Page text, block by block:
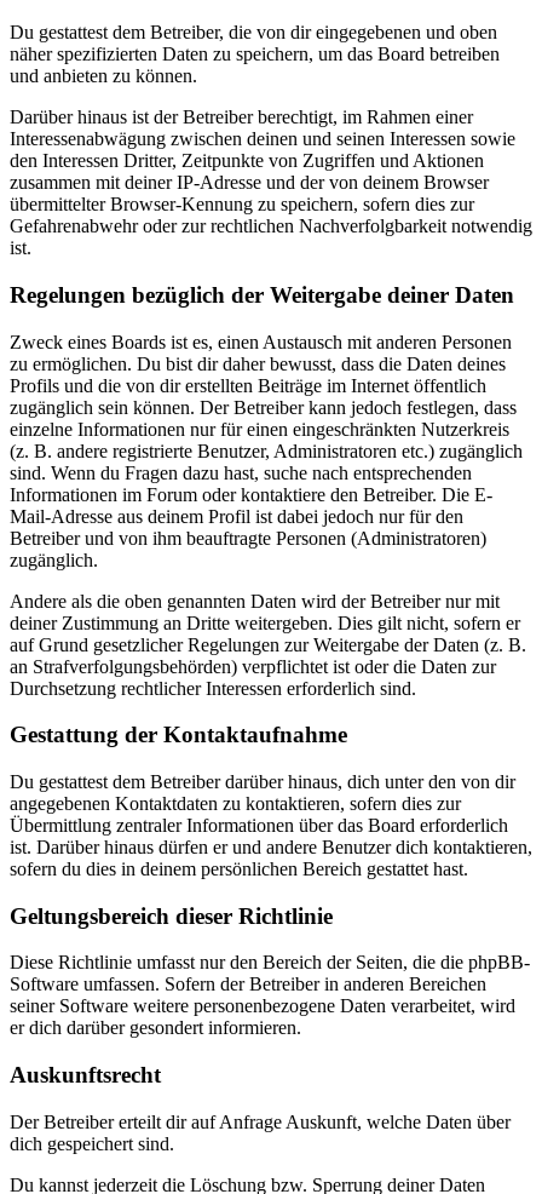
Du gestattest dem Betreiber, die von dir eingegebenen und oben
näher spezifizierten Daten zu speichern, um das Board betreiben
und anbieten zu können.
Darüber hinaus ist der Betreiber berechtigt, im Rahmen einer
Interessenabwägung zwischen deinen und seinen Interessen sowie
den Interessen Dritter, Zeitpunkte von Zugriffen und Aktionen
zusammen mit deiner IP-Adresse und der von deinem Browser
übermittelter Browser-Kennung zu speichern, sofern dies zur
Gefahrenabwehr oder zur rechtlichen Nachverfolgbarkeit notwendig
ist.
Regelungen bezüglich der Weitergabe deiner Daten
Zweck eines Boards ist es, einen Austausch mit anderen Personen
zu ermöglichen. Du bist dir daher bewusst, dass die Daten deines
Profils und die von dir erstellten Beiträge im Internet öffentlich
zugänglich sein können. Der Betreiber kann jedoch festlegen, dass
einzelne Informationen nur für einen eingeschränkten Nutzerkreis
(z. B. andere registrierte Benutzer, Administratoren etc.) zugänglich
sind. Wenn du Fragen dazu hast, suche nach entsprechenden
Informationen im Forum oder kontaktiere den Betreiber. Die E-
Mail-Adresse aus deinem Profil ist dabei jedoch nur für den
Betreiber und von ihm beauftragte Personen (Administratoren)
zugänglich.
Andere als die oben genannten Daten wird der Betreiber nur mit
deiner Zustimmung an Dritte weitergeben. Dies gilt nicht, sofern er
auf Grund gesetzlicher Regelungen zur Weitergabe der Daten (z. B.
an Strafverfolgungsbehörden) verpflichtet ist oder die Daten zur
Durchsetzung rechtlicher Interessen erforderlich sind.
Gestattung der Kontaktaufnahme
Du gestattest dem Betreiber darüber hinaus, dich unter den von dir
angegebenen Kontaktdaten zu kontaktieren, sofern dies zur
Übermittlung zentraler Informationen über das Board erforderlich
ist. Darüber hinaus dürfen er und andere Benutzer dich kontaktieren,
sofern du dies in deinem persönlichen Bereich gestattet hast.
Geltungsbereich dieser Richtlinie
Diese Richtlinie umfasst nur den Bereich der Seiten, die die phpBB-
Software umfassen. Sofern der Betreiber in anderen Bereichen
seiner Software weitere personenbezogene Daten verarbeitet, wird
er dich darüber gesondert informieren.
Auskunftsrecht
Der Betreiber erteilt dir auf Anfrage Auskunft, welche Daten über
dich gespeichert sind.
Du kannst jederzeit die Löschung bzw. Sperrung deiner Daten